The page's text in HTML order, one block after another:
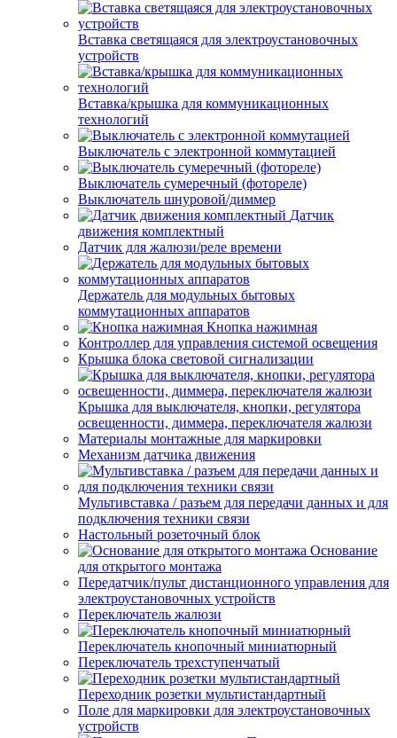
Вставка светящаяся для электроустановочных
устройств
Вставка/крышка для коммуникационных
технологий
Выключатель с электронной коммутацией
Выключатель сумеречный (фотореле)
Выключатель шнуровой/диммер
Датчик
движения комплектный
Датчик для жалюзи/реле времени
Держатель для модульных бытовых
коммутационных аппаратов
Кнопка нажимная
Контроллер для управления системой освещения
Крышка блока световой сигнализации
Крышка для выключателя, кнопки, регулятора
освещенности, диммера, переключателя жалюзи
Материалы монтажные для маркировки
Механизм датчика движения
Мультивставка / разъем для передачи данных и для
подключения техники связи
Настольный розеточный блок
Основание
для открытого монтажа
Передатчик/пульт дистанционного управления для
электроустановочных устройств
Переключатель жалюзи
Переключатель кнопочный миниатюрный
Переключатель трехступенчатый
Переходник розетки мультистандартный
Поле для маркировки для электроустановочных
устройств